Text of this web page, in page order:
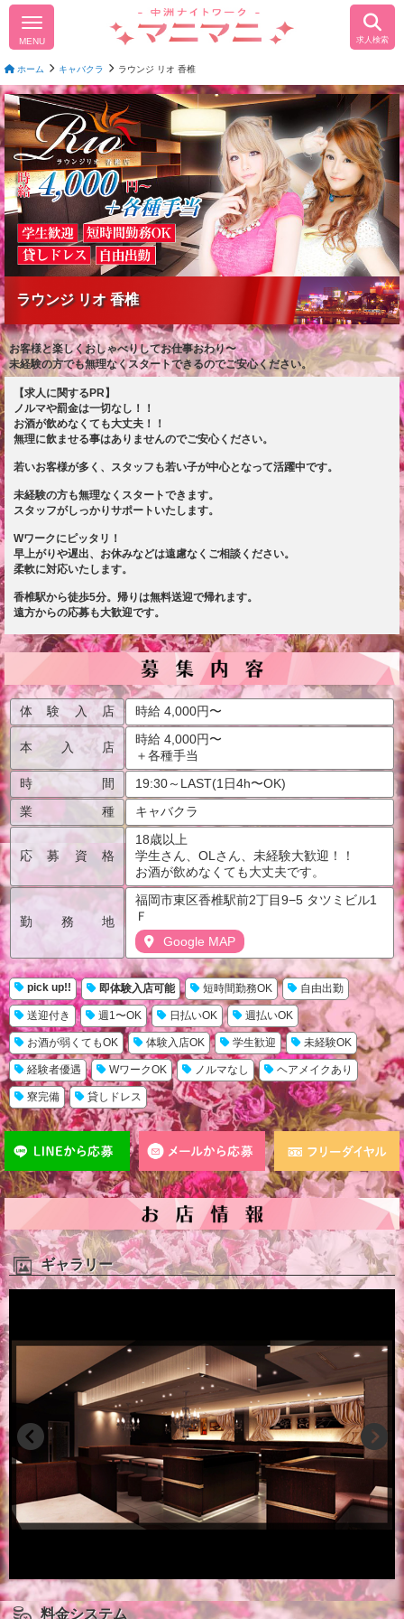
MENU 求人検索
ホーム キャバクラ ラウンジ リオ 香椎
ラウンジ リオ 香椎
お客様と楽しくおしゃべりしてお仕事おわり〜
未経験の方でも無理なくスタートできるのでご安心ください。
【求人に関するPR】
ノルマや罰金は一切なし！！
お酒が飲めなくても大丈夫！！
無理に飲ませる事はありませんのでご安心ください。
若いお客様が多く、スタッフも若い子が中心となって活躍中です。
未経験の方も無理なくスタートできます。
スタッフがしっかりサポートいたします。
Wワークにピッタリ！
早上がりや遅出、お休みなどは遠慮なくご相談ください。
柔軟に対応いたします。
香椎駅から徒歩5分。帰りは無料送迎で帰れます。
遠方からの応募も大歓迎です。
体験入店 時給 4,000円〜
本入店
時給 4,000円〜
＋各種手当
時間
19:30～LAST(1日4h〜OK)
業種
キャバクラ
応募資格
18歳以上
学生さん、OLさん、未経験大歓迎！！
お酒が飲めなくても大丈夫です。
勤務地
福岡市東区香椎駅前2丁目9−5 タツミビル1
Ｆ
Google MAP
pick up!! 即体験入店可能 短時間勤務OK 自由出勤
送迎付き 週1〜OK 日払いOK 週払いOK
お酒が弱くてもOK 体験入店OK 学生歓迎 未経験OK
経験者優遇 WワークOK ノルマなし ヘアメイクあり
寮完備 貸しドレス
ギャラリー
料金システム